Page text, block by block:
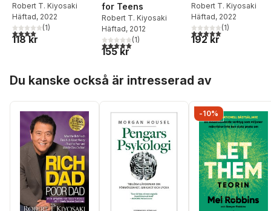
Robert T. Kiyosaki
Häftad, 2022
4,0utav 5 stjärnor. Totalt antal röster:
(1)
118 kr
for Teens
Robert T. Kiyosaki
Häftad, 2012
5,0utav 5 stjärnor. Totalt antal röster:
(1)
155 kr
Robert T. Kiyosaki
Häftad, 2022
5,0utav 5 stjärnor.
(1)
192 kr
Du kanske också är intresserad av
-10%